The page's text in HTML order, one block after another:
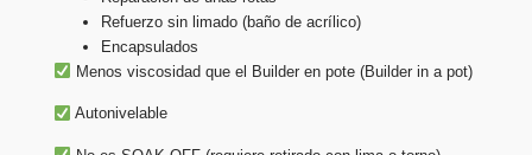
Refuerzo sin limado (baño de acrílico)
Encapsulados
Menos viscosidad que el Builder en pote (Builder in a pot)
Autonivelable